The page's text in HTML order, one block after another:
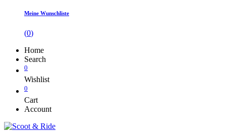
Meine Wunschliste
(0)
Home
Search
0
Wishlist
0
Cart
Account